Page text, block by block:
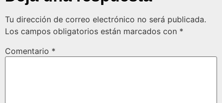
Tu dirección de correo electrónico no será publicada.
Los campos obligatorios están marcados con *
Comentario *